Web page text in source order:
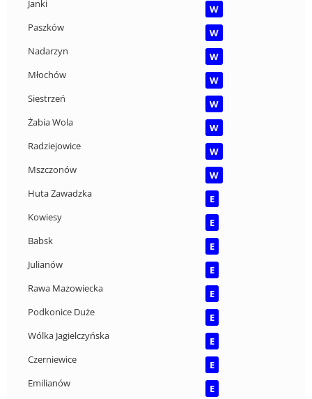
Janki
W
Paszków
W
Nadarzyn
W
Młochów
W
Siestrzeń
W
Żabia Wola
W
Radziejowice
W
Mszczonów
W
Huta Zawadzka
E
Kowiesy
E
Babsk
E
Julianów
E
Rawa Mazowiecka
E
Podkonice Duże
E
Wólka Jagielczyńska
E
Czerniewice
E
Emilianów
E